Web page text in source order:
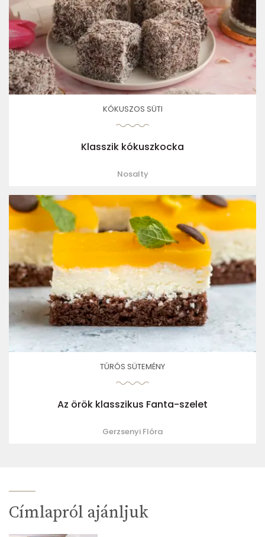
KÓKUSZOS SÜTI
Klasszik kókuszkocka
Nosalty
TÚRÓS SÜTEMÉNY
Az örök klasszikus Fanta-szelet
Gerzsenyi Flóra
Címlapról ajánljuk